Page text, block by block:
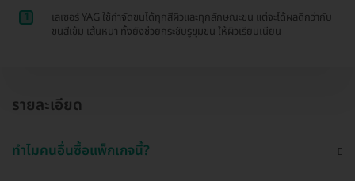
1
เลเซอร์ YAG ใช้กำจัดขนได้ทุกสีผิวและทุกลักษณะขน แต่จะได้ผลดีกว่ากับ
ขนสีเข้ม เส้นหนา ทั้งยังช่วยกระชับรูขุมขน ให้ผิวเรียบเนียน
รายละเอียด
ทำไมคนอื่นซื้อแพ็กเกจนี้?